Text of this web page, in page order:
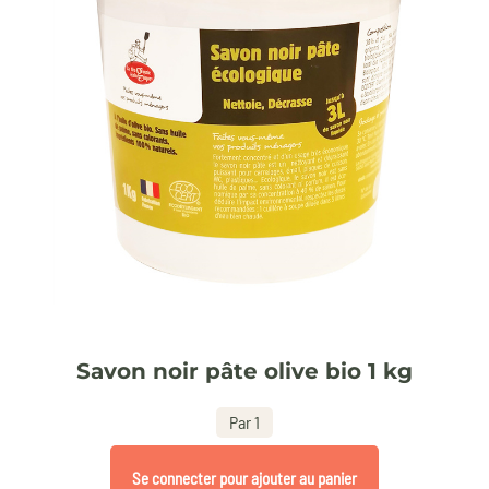
Savon noir pâte olive bio 1 kg
Par 1
Se connecter pour ajouter au panier